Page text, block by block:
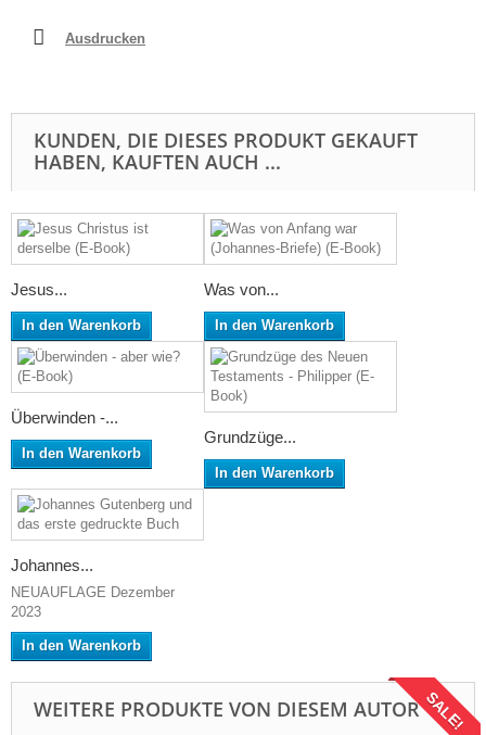
Ausdrucken
KUNDEN, DIE DIESES PRODUKT GEKAUFT
HABEN, KAUFTEN AUCH ...
Jesus...
In den Warenkorb
Was von...
In den Warenkorb
Überwinden -...
In den Warenkorb
Grundzüge...
In den Warenkorb
Johannes...
NEUAUFLAGE Dezember
2023
In den Warenkorb
WEITERE PRODUKTE VON DIESEM AUTORSALE!